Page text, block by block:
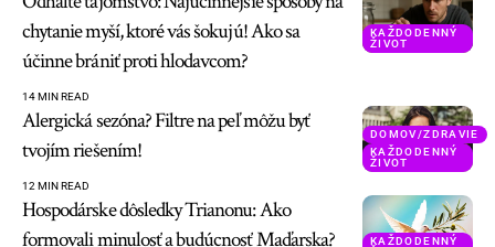
KAŽDODENNÝ
ŽIVOT
chytanie myší, ktoré vás šokujú! Ako sa
účinne brániť proti hlodavcom?
14 MIN READ
DOMOV/ZDRAVIE
KAŽDODENNÝ
ŽIVOT
Alergická sezóna? Filtre na peľ môžu byť
tvojím riešením!
12 MIN READ
KAŽDODENNÝ
Hospodárske dôsledky Trianonu: Ako
formovali minulosť a budúcnosť Maďarska?